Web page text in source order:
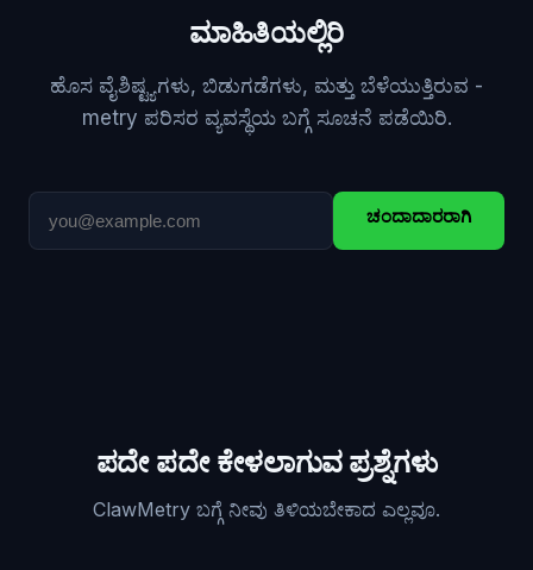
ಮಾಹಿತಿಯಲ್ಲಿರಿ
ಹೊಸ ವೈಶಿಷ್ಟ್ಯಗಳು, ಬಿಡುಗಡೆಗಳು, ಮತ್ತು ಬೆಳೆಯುತ್ತಿರುವ -
metry ಪರಿಸರ ವ್ಯವಸ್ಥೆಯ ಬಗ್ಗೆ ಸೂಚನೆ ಪಡೆಯಿರಿ.
ಚಂದಾದಾರರಾಗಿ
ಪದೇ ಪದೇ ಕೇಳಲಾಗುವ ಪ್ರಶ್ನೆಗಳು
ClawMetry ಬಗ್ಗೆ ನೀವು ತಿಳಿಯಬೇಕಾದ ಎಲ್ಲವೂ.